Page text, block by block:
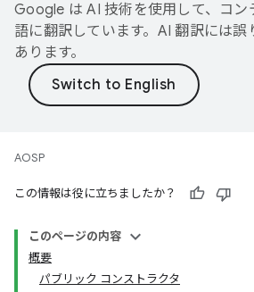
Google は AI 技術を使用して、コン
語に翻訳しています。AI 翻訳には誤
あります。
AOSP
この情報は役に立ちましたか？
このページの内容
概要
パブリック コンストラクタ